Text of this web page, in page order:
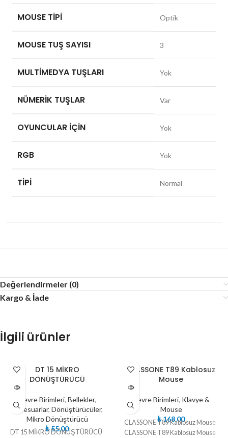
MOUSE TIPI Optik
MOUSE TUŞ SAYISI 3
MULTIMEDYA TUŞLARI Yok
NÜMERIK TUŞLAR Var
OYUNCULAR IÇIN Yok
RGB Yok
TIPI Normal
Değerlendirmeler (0)
Kargo & İade
İlgili ürünler
TÜKE
NDI
DT 15 MİKRO
DÖNÜŞTÜRÜCÜ
Çevre Birimleri, Bellekler,
Aksesuarlar, Dönüştürücüler,
Mikro Dönüştürücü
₺55,00
DT 15 MİKRO DÖNÜŞTÜRÜCÜ
TÜKE
NDI
CLASSONE T89 Kablosuz
Mouse
Çevre Birimleri, Klavye &
Mouse
₺168,00
CLASSONE T89 Kablosuz Mouse
CLASSONE T89 Kablosuz Mouse